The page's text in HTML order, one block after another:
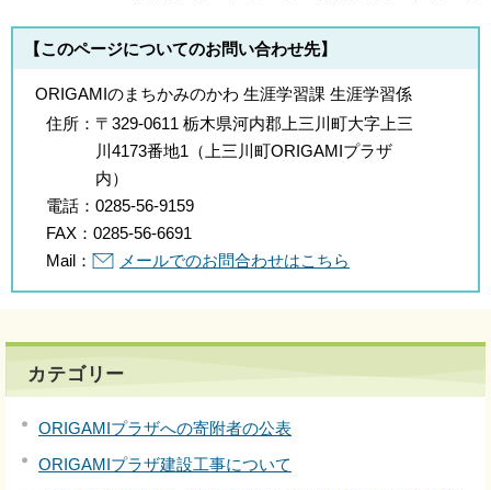
【このページについてのお問い合わせ先】
ORIGAMIのまちかみのかわ 生涯学習課 生涯学習係
住所： 〒329-0611 栃木県河内郡上三川町大字上三
川4173番地1（上三川町ORIGAMIプラザ
内）
電話： 0285-56-9159
FAX： 0285-56-6691
Mail：
メールでのお問合わせはこちら
カテゴリー
ORIGAMIプラザへの寄附者の公表
ORIGAMIプラザ建設工事について